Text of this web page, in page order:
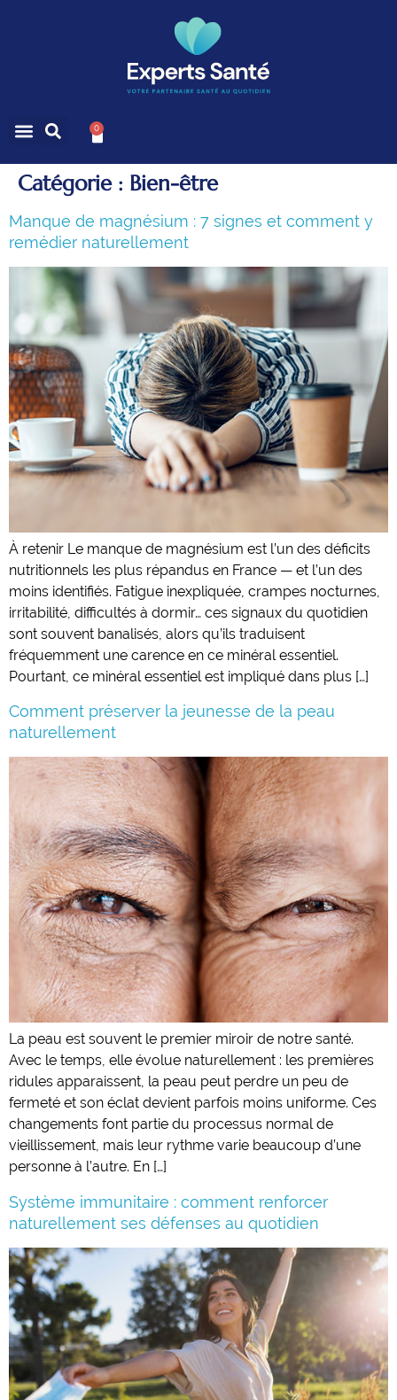
0
Catégorie : Bien-être
Manque de magnésium : 7 signes et comment y
remédier naturellement
À retenir Le manque de magnésium est l’un des déficits
nutritionnels les plus répandus en France — et l’un des
moins identifiés. Fatigue inexpliquée, crampes nocturnes,
irritabilité, difficultés à dormir… ces signaux du quotidien
sont souvent banalisés, alors qu’ils traduisent
fréquemment une carence en ce minéral essentiel.
Pourtant, ce minéral essentiel est impliqué dans plus […]
Comment préserver la jeunesse de la peau
naturellement
La peau est souvent le premier miroir de notre santé.
Avec le temps, elle évolue naturellement : les premières
ridules apparaissent, la peau peut perdre un peu de
fermeté et son éclat devient parfois moins uniforme. Ces
changements font partie du processus normal de
vieillissement, mais leur rythme varie beaucoup d’une
personne à l’autre. En […]
Système immunitaire : comment renforcer
naturellement ses défenses au quotidien